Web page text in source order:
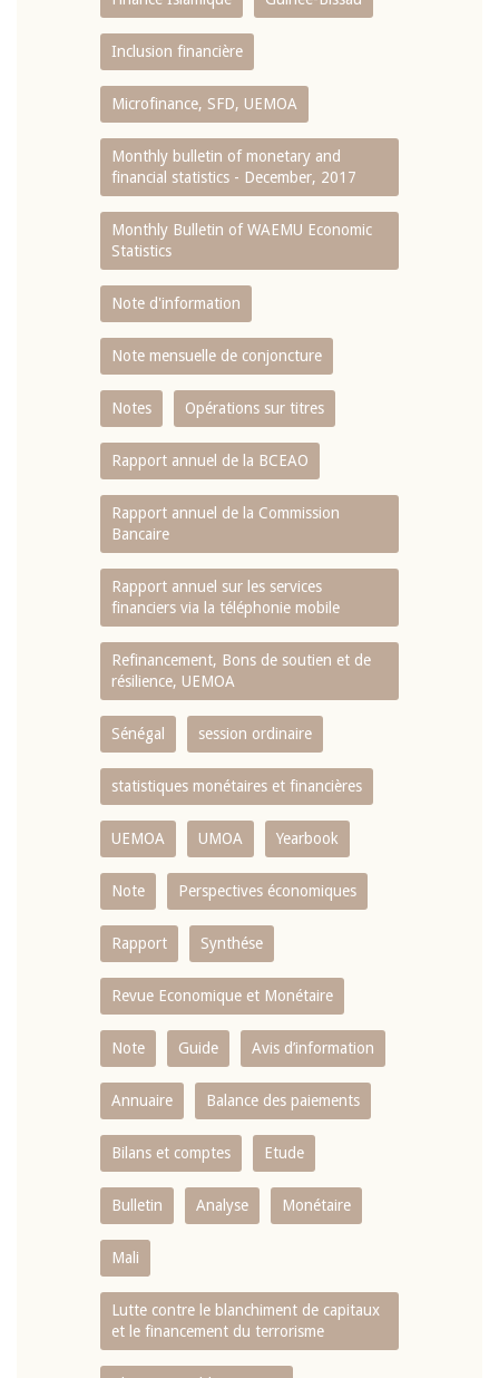
Inclusion financière
Microfinance, SFD, UEMOA
Monthly bulletin of monetary and
financial statistics - December, 2017
Monthly Bulletin of WAEMU Economic
Statistics
Note d'information
Note mensuelle de conjoncture
Notes Opérations sur titres
Rapport annuel de la BCEAO
Rapport annuel de la Commission
Bancaire
Rapport annuel sur les services
financiers via la téléphonie mobile
Refinancement, Bons de soutien et de
résilience, UEMOA
Sénégal session ordinaire
statistiques monétaires et financières
UEMOA UMOA Yearbook
Note Perspectives économiques
Rapport Synthése
Revue Economique et Monétaire
Note Guide Avis d’information
Annuaire Balance des paiements
Bilans et comptes Etude
Bulletin Analyse Monétaire
Mali
Lutte contre le blanchiment de capitaux
et le financement du terrorisme